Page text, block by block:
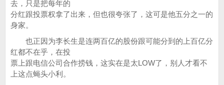
去，只是把每年的
分红跟投票权拿了出来，但也很夸张了，这可是他五分之一的
身家。
也正因为李长生是连两百亿的股份跟可能分到的上百亿分
红都不在乎，在投
票上跟电信公司合作捞钱，这实在是太LOW了，别人才看不
上这点蝇头小利。